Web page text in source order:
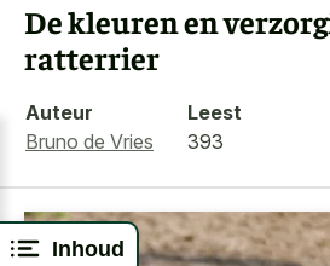
Inhoud
De kleuren en
ratterrier
Auteur
Bruno de Vries
Leest
393